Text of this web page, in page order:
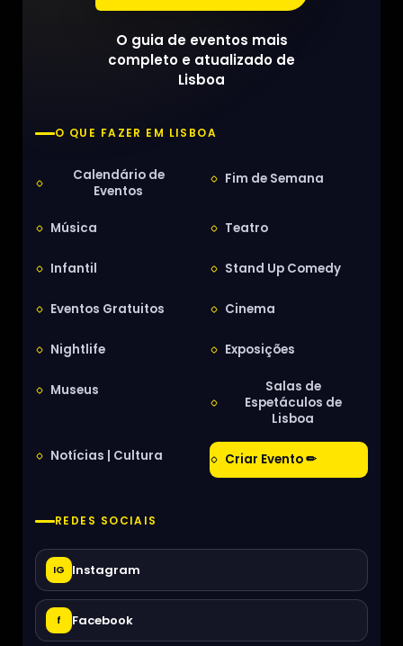
O guia de eventos mais
completo e atualizado de
Lisboa
O QUE FAZER EM LISBOA
Calendário de
Eventos
Fim de Semana
Música Teatro
Infantil Stand Up Comedy
Eventos Gratuitos Cinema
Nightlife Exposições
Museus
Salas de
Espetáculos de
Lisboa
Notícias | Cultura Criar Evento ✏
REDES SOCIAIS
IG Instagram
f Facebook